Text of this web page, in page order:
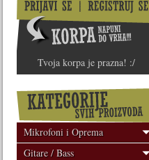
Tvoja korpa je prazna! :/
Mikrofoni i Oprema
Gitare / Bass